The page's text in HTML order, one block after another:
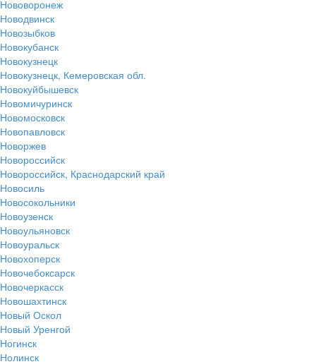
Нововоронеж
Новодвинск
Новозыбков
Новокубанск
Новокузнецк
Новокузнецк, Кемеровская обл.
Новокуйбышевск
Новомичуринск
Новомосковск
Новопавловск
Новоржев
Новороссийск
Новороссийск, Краснодарский край
Новосиль
Новосокольники
Новоузенск
Новоульяновск
Новоуральск
Новохоперск
Новочебоксарск
Новочеркасск
Новошахтинск
Новый Оскол
Новый Уренгой
Ногинск
Нолинск